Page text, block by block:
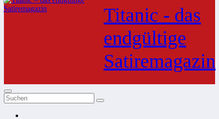
Inhalt
springen
Titanic - das
endgültige
Satiremagazin